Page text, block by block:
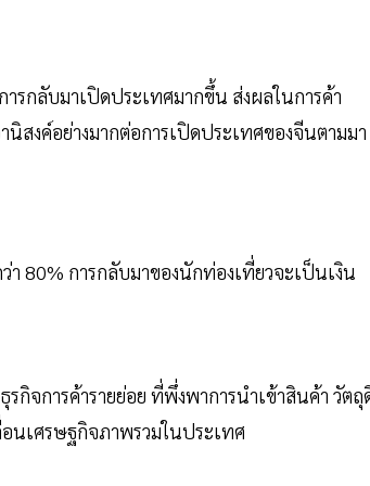
รกลับมาเปิดประเทศมากขึ้น ส่งผลในการค้า
สงค์อย่างมากต่อการเปิดประเทศของจีนตามมา
80% การกลับมาของนักท่องเที่ยวจะเป็นเงิน
กิจการค้ารายย่อย ที่พึ่งพาการนำเข้าสินค้า วัต
นเศรษฐกิจภาพรวมในประเทศ